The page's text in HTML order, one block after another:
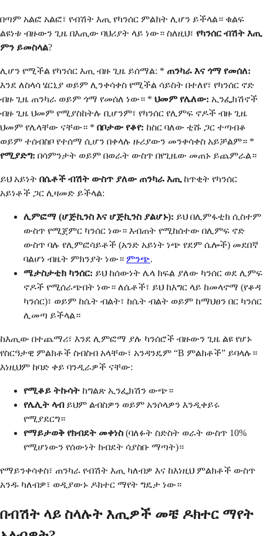
በጣም አልፎ አልፎ፣ የብሽት እጢ የካንሰር ምልክት ሊሆን ይችላል። ቁልፍ
ልዩነቱ ብዙውን ጊዜ በእጢው ባህሪያት ላይ ነው። ስለዚህ፣ የካንሰር ብሽት እጢ
ምን ይመስላል?
ሊሆን የሚችል የካንሰር እጢ ብዙ ጊዜ ይሰማል: * ጠንካራ እና ጎማ የመሰለ:
እንደ ለስላሳ ሄርኒያ ወይም ሊንቀሳቀስ የሚችል ሳይስት በተለየ፣ የካንሰር ኖድ
ብዙ ጊዜ ጠንካራ ወይም ጎማ የመሰለ ነው። * ህመም የሌለው: ኢንፌክሽኖች
ብዙ ጊዜ ህመም የሚያስከትሉ ቢሆንም፣ የካንሰር የሊምፍ ኖዶች ብዙ ጊዜ
ህመም የሌላቸው ናቸው። * በቦታው የቆየ: ከስር ባለው ቲሹ ጋር ተጣብቆ
ወይም ተሰብስቦ የተሰማ ሲሆን በቀላሉ ዙሪያውን መንቀሳቀስ አይቻልም። *
የሚያድግ: በሳምንታት ወይም በወራት ውስጥ በየጊዜው መጠኑ ይጨምራል።
ይህ አይነት በሴቶች ብሽት ውስጥ ያለው ጠንካራ እጢከጥቂት የካንሰር
አይነቶች ጋር ሊዛመድ ይችላል:
ሊምፎማ (ሆጅኪንስ እና ሆጅኪንስ ያልሆኑ): ይህ በሊምፋቲክ ሲስተም
ውስጥ የሚጀምር ካንሰር ነው። እብጠት የሚከሰተው በሊምፍ ኖድ
ውስጥ ባሉ የሊምፎሳይቶች (አንድ አይነት ነጭ የደም ሴሎች) መደበኛ
ባልሆነ ብዜት ምክንያት ነው። ምንጭ.
ሜታስታቲክ ካንሰር: ይህ ከሰውነት ሌላ ክፍል ያለው ካንሰር ወደ ሊምፍ
ኖዶች የሚሰራጭበት ነው። ለሴቶች፣ ይህ ከእግር ላይ ከመላኖማ (የቆዳ
ካንሰር)፣ ወይም ከሴት ብልት፣ ከሴት ብልት ወይም ከማህፀን በር ካንሰር
ሊመጣ ይችላል።
ከእጢው በተጨማሪ፣ እንደ ሊምፎማ ያሉ ካንሰሮች ብዙውን ጊዜ ልዩ የሆኑ
የስርዓታዊ ምልክቶች ስብስብ አላቸው፣ አንዳንዴም “B ምልክቶች” ይባላሉ።
እነዚህም ከባድ ቀይ ባንዲራዎች ናቸው:
የሚቆይ ትኩሳት ከግልጽ ኢንፌክሽን ውጭ።
የሌሊት ላብይህም ልብስዎን ወይም አንሶላዎን እንዲቀይሩ
የሚያደርግ።
የማይታወቅ የክብደት መቀነስ (ባለፉት ስድስት ወራት ውስጥ 10%
የሚሆነውን የሰውነት ክብደት ሳያስቡ ማጣት)።
የማይንቀሳቀስ፣ ጠንካራ የብሽት እጢ ካለብዎ እና ከእነዚህ ምልክቶች ውስጥ
አንዱ ካለብዎ፣ ወዲያውኑ ዶክተር ማየት ግዴታ ነው።
በብሽት ላይ ስላሉት እጢዎች መቼ ዶክተር ማየት